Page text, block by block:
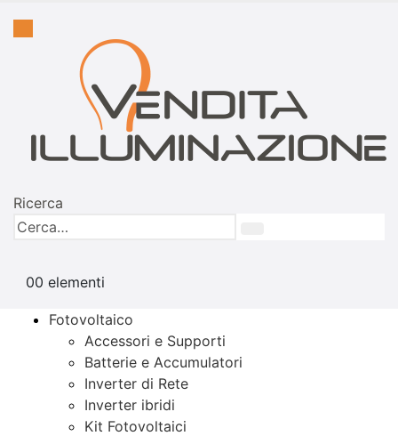
Ricerca
00 elementi
Fotovoltaico
Accessori e Supporti
Batterie e Accumulatori
Inverter di Rete
Inverter ibridi
Kit Fotovoltaici